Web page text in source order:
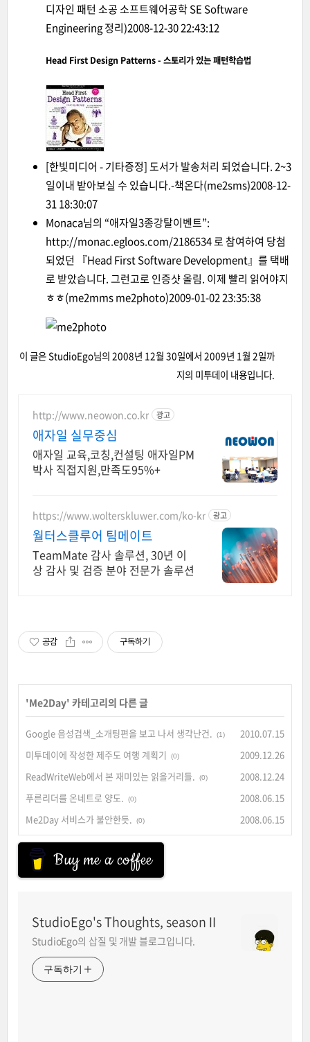
디자인 패턴 소공 소프트웨어공학 SE Software
Engineering 정리)2008-12-30 22:43:12
Head First Design Patterns - 스토리가 있는 패턴학습법
[한빛미디어 - 기타증정] 도서가 발송처리 되었습니다. 2~3
일이내 받아보실 수 있습니다.-책온다(me2sms)2008-12-
31 18:30:07
Monaca님의 “애자일3종강탈이벤트”:
http://monac.egloos.com/2186534 로 참여하여 당첨
되었던
『Head First Software Development』 를 택배
로 받았습니다. 그런고로 인증샷 올림. 이제 빨리 읽어야지
ㅎㅎ(me2mms me2photo)2009-01-02 23:35:38
이 글은StudioEgo님의 2008년 12월 30일에서 2009년 1월 2일까
지의 미투데이 내용입니다.
http://www.neowon.co.kr 광고
애자일 실무중심
애자일 교육,코칭,컨설팅 애자일PM
박사 직접지원,만족도95%+
https://www.wolterskluwer.com/ko-kr 광고
월터스클루어 팀메이트
TeamMate 감사 솔루션, 30년 이
상 감사 및 검증 분야 전문가 솔루션
공감 구독하기
'Me2Day' 카테고리의 다른 글
Google 음성검색_소개팅편을 보고 나서 생각난건. (1)
2010.07.15
미투데이에 작성한 제주도 여행 계획기
(0)
2009.12.26
ReadWriteWeb에서 본 재미있는 읽을거리들.
(0)
2008.12.24
푸른리더를 온네트로 양도.
(0)
2008.06.15
Me2Day 서비스가 불안한듯.
(0) 2008.06.15
Buy me a coffee
StudioEgo's Thoughts, seasonⅡ
StudioEgo의 삽질 및 개발 블로그입니다.
구독하기